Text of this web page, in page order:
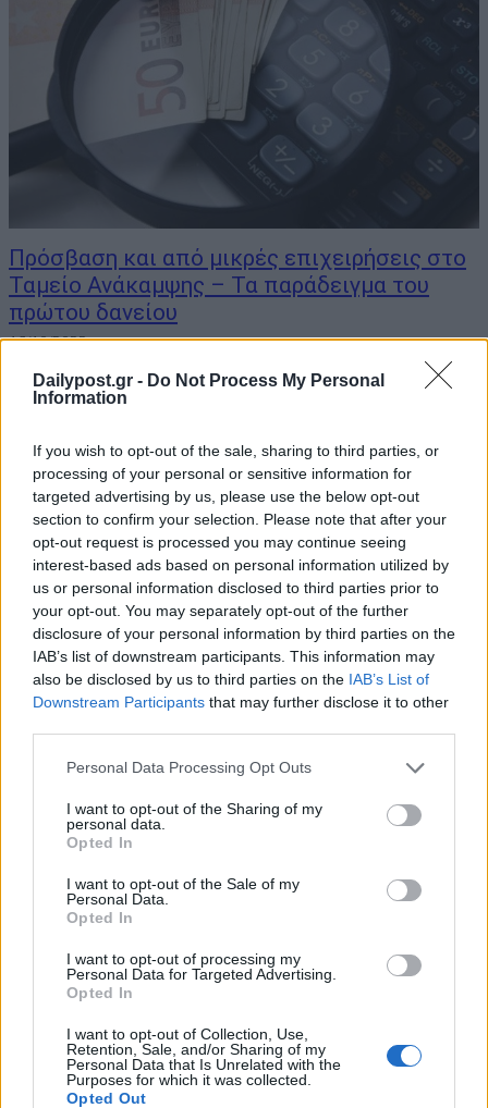
Dailypost.gr - Do Not Process My Personal
Information
If you wish to opt-out of the sale, sharing to third parties, or
processing of your personal or sensitive information for
targeted advertising by us, please use the below opt-out
section to confirm your selection. Please note that after your
opt-out request is processed you may continue seeing
interest-based ads based on personal information utilized by
us or personal information disclosed to third parties prior to
your opt-out. You may separately opt-out of the further
disclosure of your personal information by third parties on the
IAB’s list of downstream participants. This information may
also be disclosed by us to third parties on the IAB’s List of
Downstream Participants that may further disclose it to other
Personal Data Processing Opt Outs
I want to opt-out of the Sharing of my
personal data.
Opted In
I want to opt-out of the Sale of my
Personal Data.
Opted In
I want to opt-out of processing my
Personal Data for Targeted Advertising.
Opted In
I want to opt-out of Collection, Use,
Retention, Sale, and/or Sharing of my
Personal Data that Is Unrelated with the
Purposes for which it was collected.
Opted Out
Πρόσβαση και από μικρές επιχειρήσεις στο
Ταμείο Ανάκαμψης – Τα παράδειγμα του
πρώτου δανείου
16/10/2022
Η δυνατότητα πρόσβασης στους πόρους του Ταμείου Ανάκαμψης
και Ανθεκτικότητας και από τις μικρομεσαίες επιχειρήσεις, οι
αποτελεί μία από τις μεγαλύτερες προκλήσεις στην προσπάθεια
που είναι σε πλήρη εξέλιξη για πλήρη αξιοποίηση...
Γεραπετρίτης: Θωράκιση του περιβάλλοντος
με κονδύλια από το Κοινοτικό Ταμείο
Ανάκαμψης
21/09/2020
Στο σχέδιο που θα καταθέσει η κυβέρνηση προς την Ευρωπαϊκή
Επιτροπή, ένα σημαντικότατο μέρος θα καταλαμβάνει έργα
θωράκισης του περιβάλλοντος, τόνισε ο υπουργός Επικρατείας
«Star Κεντρικής Ελλάδας». Παράλληλα κατηγόρησε τον
ΣΥΡΙΖΑ...